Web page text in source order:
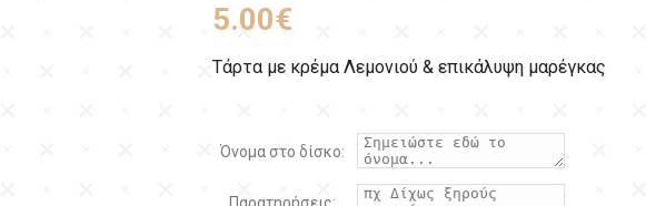
5.00€
Τάρτα με κρέμα Λεμονιού & επικάλυψη μαρέγκας
Όνομα στο δίσκο: